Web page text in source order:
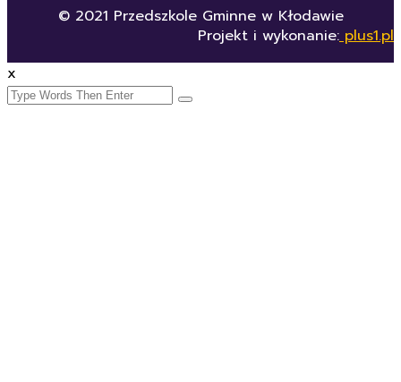
© 2021 Przedszkole Gminne w Kłodawie
Projekt i wykonanie: plus1.pl
x